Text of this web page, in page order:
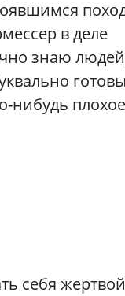
в деле
знаю
готовы
нибудь
себя